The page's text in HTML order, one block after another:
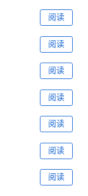
阅读
阅读
阅读
阅读
阅读
阅读
阅读